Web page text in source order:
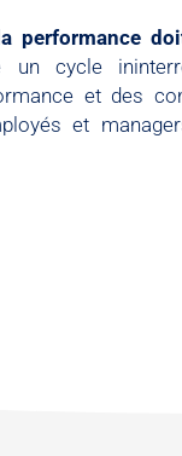
performance
cycle
et des
et